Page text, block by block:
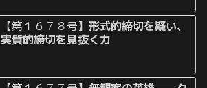
【第１６７８号】形式的締切を疑い、
実質的締切を見抜く力